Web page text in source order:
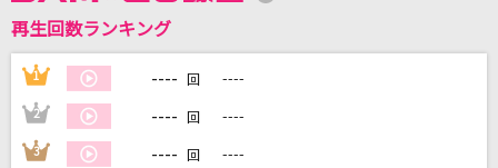
DAMに会員登録・ログインして
カラオケをもっと楽しもう！
再生回数ランキング
1 ---- 回 ----
2 ---- 回 ----
3 ---- 回 ----